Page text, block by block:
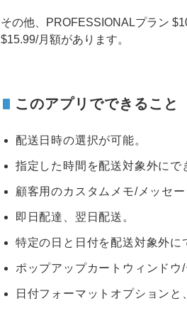
その他、PROFESSIONALプラン
$15.99/月額があります。
このアプリでできること
配送日時の選択が可能。
指定した時間を配送対象外にで
顧客用のカスタムメモ/メッセ
即日配達、翌日配送。
特定の日と日付を配送対象外に
ポップアップカートウィンドウ
日付フォーマットオプションと